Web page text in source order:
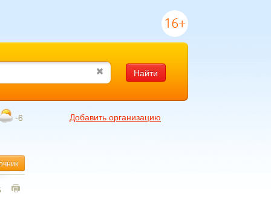
16+
Найти
-6
Добавить организацию